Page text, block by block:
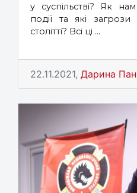
у суспільстві? Як
події та які
столітті? Всі ці ...
22.11.2021, Дарина